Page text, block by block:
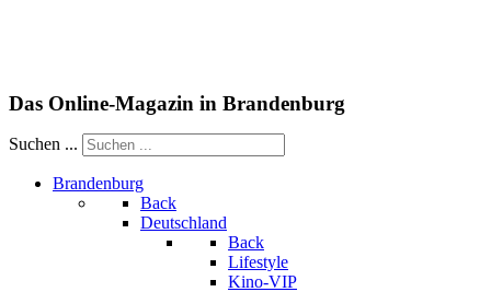
Das Online-Magazin in Brandenburg
Suchen ...
Brandenburg
Back
Deutschland
Back
Lifestyle
Kino-VIP